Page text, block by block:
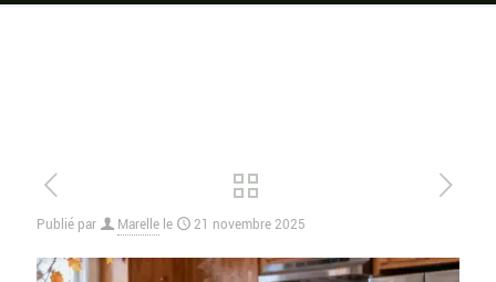
Publié par Marelle le 21 novembre 2025